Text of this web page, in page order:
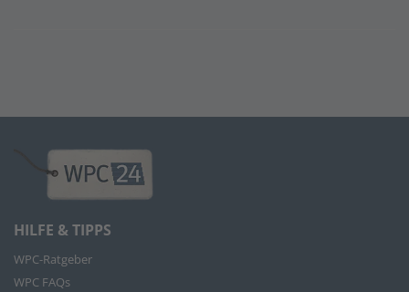
HILFE & TIPPS
WPC-Ratgeber
WPC FAQs